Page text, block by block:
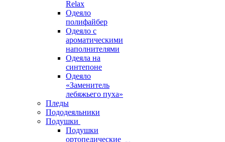
Relax
Одеяло
полифайбер
Одеяло с
ароматическими
наполнителями
Одеяла на
синтепоне
Одеяло
«Заменитель
лебяжьего пуха»
Пледы
Пододеяльники
Подушки
Подушки
ортопедические